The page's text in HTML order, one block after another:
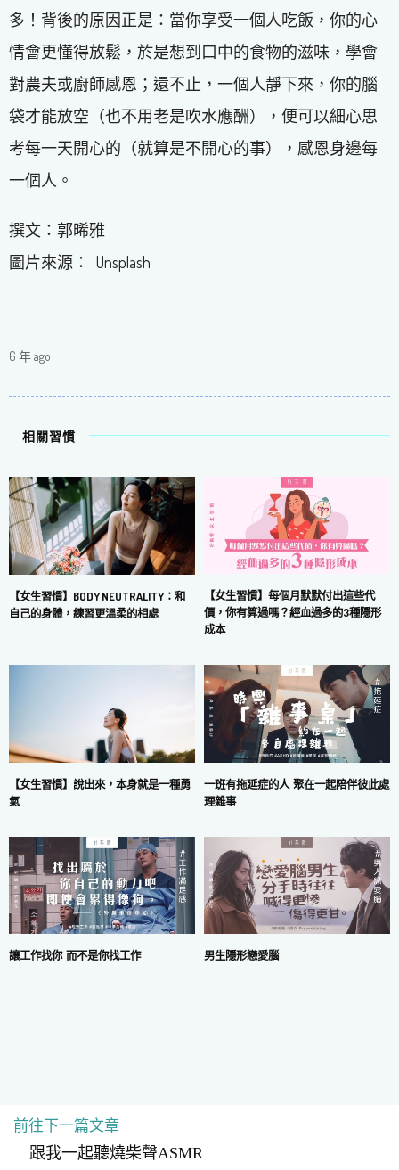
多！背後的原因正是：當你享受一個人吃飯，你的心
情會更懂得放鬆，於是想到口中的食物的滋味，學會
對農夫或廚師感恩；還不止，一個人靜下來，你的腦
袋才能放空（也不用老是吹水應酬），便可以細心思
考每一天開心的（就算是不開心的事），感恩身邊每
一個人。
撰文：郭晞雅
圖片來源： Unsplash
6 年 ago
相關習慣
【女生習慣】BODY NEUTRALITY：和
自己的身體，練習更溫柔的相處
【女生習慣】每個月默默付出這些代
價，你有算過嗎？經血過多的3種隱形
成本
【女生習慣】說出來，本身就是一種勇
氣
一班有拖延症的人 聚在一起陪伴彼此處
理雜事
讓工作找你 而不是你找工作 男生隱形戀愛腦
前往下一篇文章
跟我一起聽燒柴聲ASMR
COPYRIGHT © 2024 MARS DIGITAL LIMITED.
使用條款|